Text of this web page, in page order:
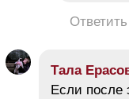
Ответить
Тала
Если после